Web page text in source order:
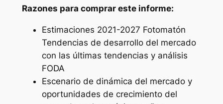
Razones para comprar este informe:
Estimaciones 2021-2027 Fotomatón
Tendencias de desarrollo del mercado
con las últimas tendencias y análisis
FODA
Escenario de dinámica del mercado y
oportunidades de crecimiento del